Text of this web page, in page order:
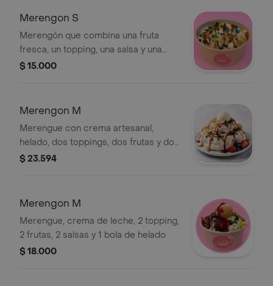
Merengon S
Merengón que combina una fruta
fresca, un topping, una salsa y una
bola de helado.
$ 15.000
Merengon M
Merengue con crema artesanal,
helado, dos toppings, dos frutas y dos
salsas. Incluye fresas y arándanos.
$ 23.594
Merengon M
Merengue, crema de leche, 2 topping,
2 frutas, 2 salsas y 1 bola de helado
$ 18.000